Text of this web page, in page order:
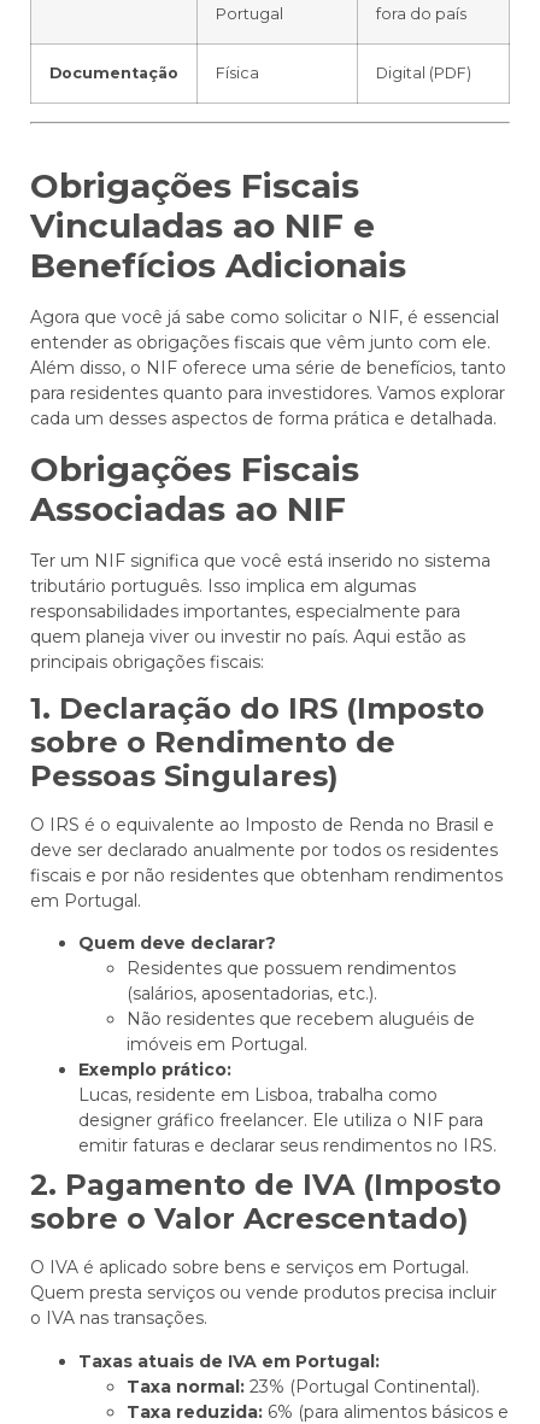
Portugal
fora do país
Documentação Física Digital (PDF)
Obrigações Fiscais
Vinculadas ao NIF e
Benefícios Adicionais
Agora que você já sabe como solicitar o NIF, é essencial
entender as obrigações fiscais que vêm junto com ele.
Além disso, o NIF oferece uma série de benefícios, tanto
para residentes quanto para investidores. Vamos explorar
cada um desses aspectos de forma prática e detalhada.
Obrigações Fiscais
Associadas ao NIF
Ter um NIF significa que você está inserido no sistema
tributário português. Isso implica em algumas
responsabilidades importantes, especialmente para
quem planeja viver ou investir no país. Aqui estão as
principais obrigações fiscais:
1. Declaração do IRS (Imposto
sobre o Rendimento de
Pessoas Singulares)
O IRS é o equivalente ao Imposto de Renda no Brasil e
deve ser declarado anualmente por todos os residentes
fiscais e por não residentes que obtenham rendimentos
em Portugal.
Quem deve declarar?
Residentes que possuem rendimentos
(salários, aposentadorias, etc.).
Não residentes que recebem aluguéis de
imóveis em Portugal.
Exemplo prático:
Lucas, residente em Lisboa, trabalha como
designer gráfico freelancer. Ele utiliza o NIF para
emitir faturas e declarar seus rendimentos no IRS.
2. Pagamento de IVA (Imposto
sobre o Valor Acrescentado)
O IVA é aplicado sobre bens e serviços em Portugal.
Quem presta serviços ou vende produtos precisa incluir
o IVA nas transações.
Taxas atuais de IVA em Portugal:
Taxa normal: 23% (Portugal Continental).
Taxa reduzida: 6% (para alimentos básicos e